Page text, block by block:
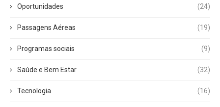
Oportunidades (24)
Passagens Aéreas (19)
Programas sociais (9)
Saúde e Bem Estar (32)
Tecnologia (16)